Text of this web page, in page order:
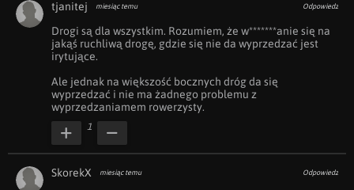
tjanitej miesiąc temu Odpowiedz
Drogi są dla wszystkim. Rozumiem, że w*******anie się na
jakąś ruchliwą drogę, gdzie się nie da wyprzedzać jest
irytujące.
Ale jednak na większość bocznych dróg da się
wyprzedzać i nie ma żadnego problemu z
wyprzedzaniamem rowerzysty.
1
SkorekX miesiąc temu Odpowiedz